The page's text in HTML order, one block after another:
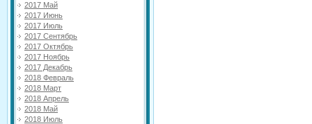
2017 Май
2017 Июнь
2017 Июль
2017 Сентябрь
2017 Октябрь
2017 Ноябрь
2017 Декабрь
2018 Февраль
2018 Март
2018 Апрель
2018 Май
2018 Июль